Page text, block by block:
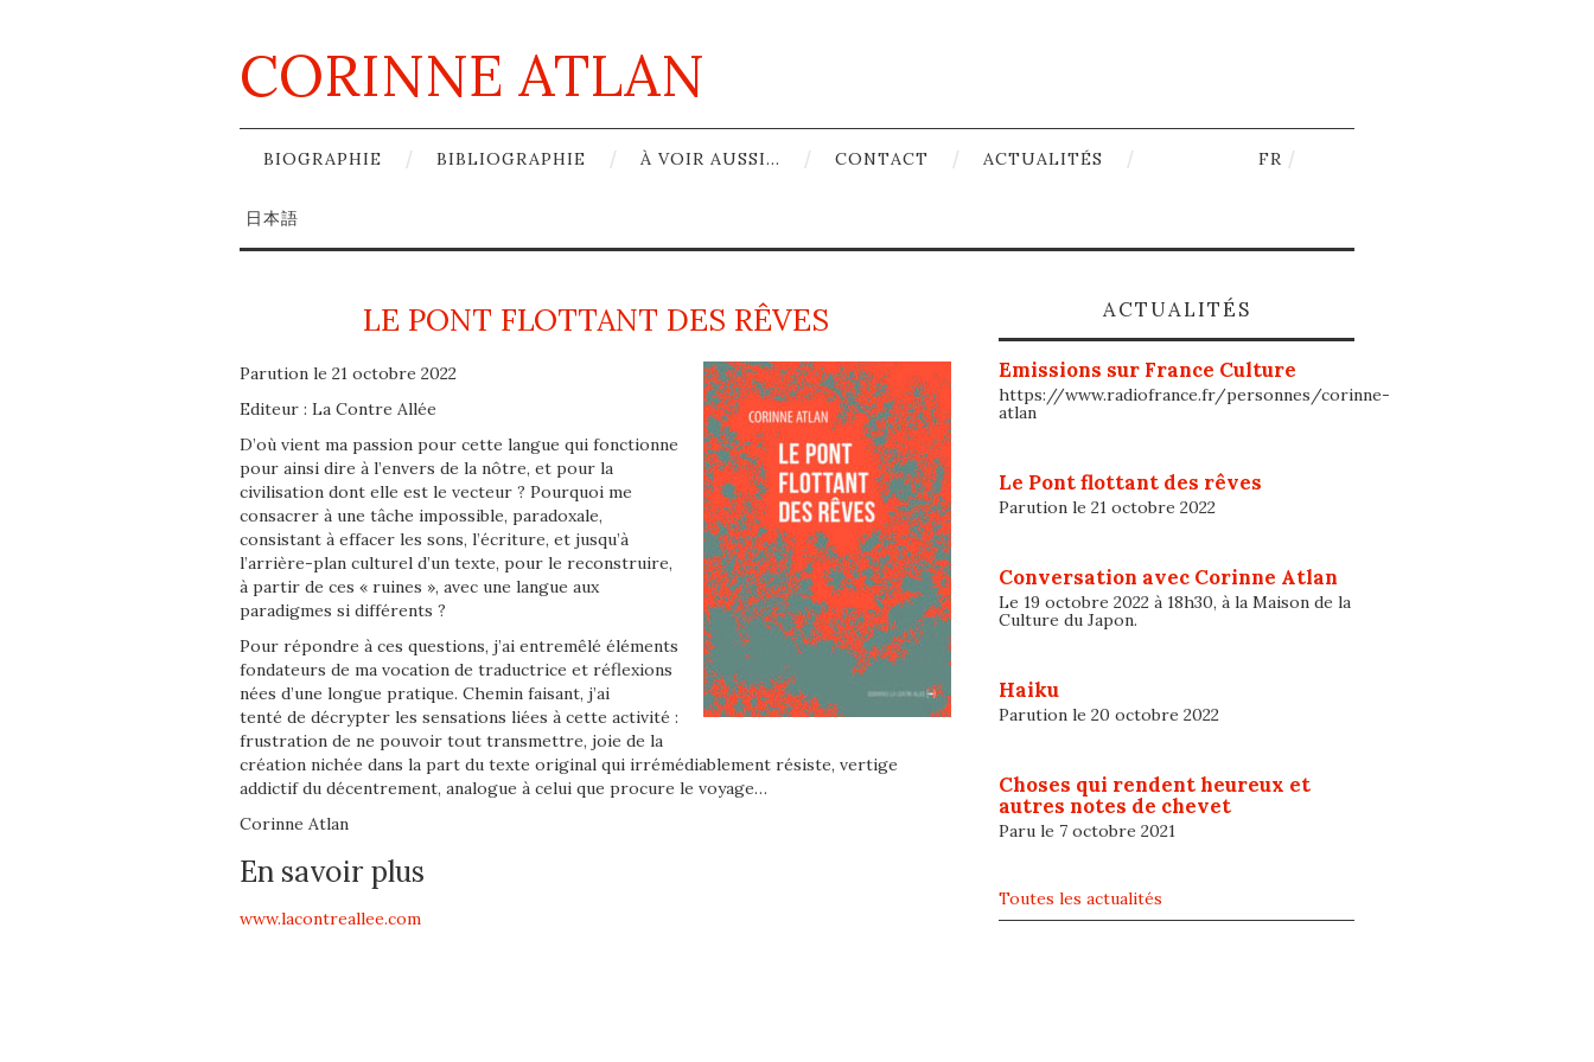
CORINNE ATLAN
BIOGRAPHIE BIBLIOGRAPHIE À VOIR AUSSI… CONTACT ACTUALITÉS FR
日本語
LE PONT FLOTTANT DES RÊVES
Parution le 21 octobre 2022
Editeur : La Contre Allée
D’où vient ma passion pour cette langue qui fonctionne
pour ainsi dire à l’envers de la nôtre, et pour la
civilisation dont elle est le vecteur ? Pourquoi me
consacrer à une tâche impossible, paradoxale,
consistant à effacer les sons, l’écriture, et jusqu’à
l’arrière-plan culturel d’un texte, pour le reconstruire,
à partir de ces « ruines », avec une langue aux
paradigmes si différents ?
Pour répondre à ces questions, j’ai entremêlé éléments
fondateurs de ma vocation de traductrice et réflexions
nées d’une longue pratique. Chemin faisant, j’ai
tenté de décrypter les sensations liées à cette activité :
frustration de ne pouvoir tout transmettre, joie de la
création nichée dans la part du texte original qui irrémédiablement résiste, vertige
addictif du décentrement, analogue à celui que procure le voyage…
Corinne Atlan
En savoir plus
www.lacontreallee.com
ACTUALITÉS
Emissions sur France Culture
https://www.radiofrance.fr/personnes/corinne-
atlan
Le Pont flottant des rêves
Parution le 21 octobre 2022
Conversation avec Corinne Atlan
Le 19 octobre 2022 à 18h30, à la Maison de la
Culture du Japon.
Haiku
Parution le 20 octobre 2022
Choses qui rendent heureux et
autres notes de chevet
Paru le 7 octobre 2021
Toutes les actualités